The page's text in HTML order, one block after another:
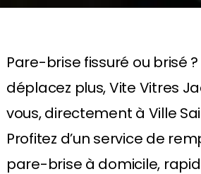
Pare-brise fissuré ou brisé
déplacez plus, Vite Vitres
vous, directement à Ville
Profitez d’un service de
pare-brise à domicile,